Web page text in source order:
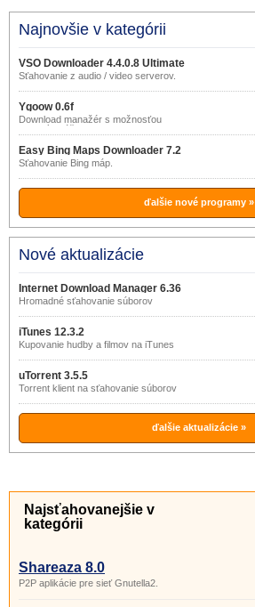
Najnovšie v kategórii
VSO Downloader 4.4.0.8 Ultimate
Sťahovanie z audio / video serverov.
Ygoow 0.6f
Download manažér s možnosťou
viacerých účtov.
Easy Bing Maps Downloader 7.2
Sťahovanie Bing máp.
ďalšie nové programy »
Nové aktualizácie
Internet Download Manager 6.36
build 5
Hromadné sťahovanie súborov
iTunes 12.3.2
Kupovanie hudby a filmov na iTunes
uTorrent 3.5.5
Torrent klient na sťahovanie súborov
ďalšie aktualizácie »
Najsťahovanejšie v
kategórii
Shareaza 8.0
P2P aplikácie pre sieť Gnutella2.